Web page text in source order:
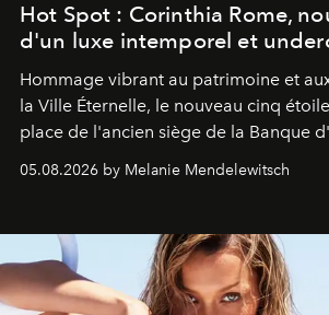
Hot Spot : Corinthia Rome,
d'un luxe intemporel et
Hommage vibrant au patrimoine et
la Ville Éternelle, le nouveau cinq
place de l'ancien siège de la Banque
de vivre Romain dans toute son
05.08.2026 by Melanie Mendelewitsch